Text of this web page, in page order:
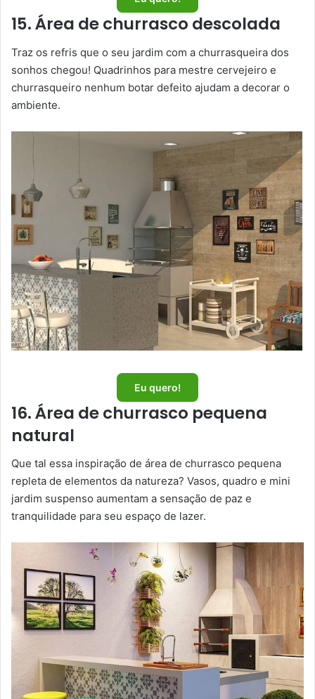
15. Área de churrasco descolada
Traz os refris que o seu jardim com a churrasqueira dos
sonhos chegou! Quadrinhos para mestre cervejeiro e
churrasqueiro nenhum botar defeito ajudam a decorar o
ambiente.
Eu quero!
16. Área de churrasco pequena
natural
Que tal essa inspiração de área de churrasco pequena
repleta de elementos da natureza? Vasos, quadro e mini
jardim suspenso aumentam a sensação de paz e
tranquilidade para seu espaço de lazer.